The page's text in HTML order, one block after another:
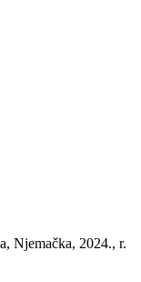
Njemačka, 2024., r.